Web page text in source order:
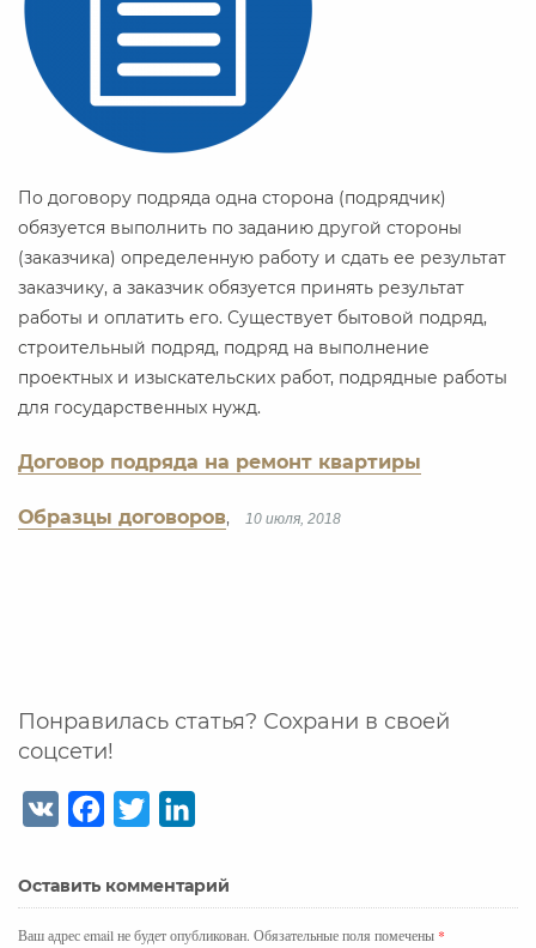
По договору подряда одна сторона (подрядчик)
обязуется выполнить по заданию другой стороны
(заказчика) определенную работу и сдать ее результат
заказчику, а заказчик обязуется принять результат
работы и оплатить его. Существует бытовой подряд,
строительный подряд, подряд на выполнение
проектных и изыскательских работ, подрядные работы
для государственных нужд.
Договор подряда на ремонт квартиры
Образцы договоров, 10 июля, 2018
Понравилась статья? Сохрани в своей
соцсети!
e
b
t
k
e
Оставить комментарий
Ваш адрес email не будет опубликован. Обязательные поля помечены *